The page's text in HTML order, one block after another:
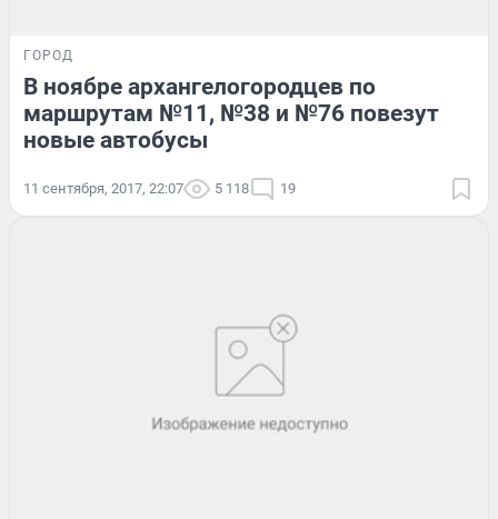
ГОРОД
В ноябре архангелогородцев по
маршрутам №11, №38 и №76 повезут
новые автобусы
11 сентября, 2017, 22:07 5 118 19